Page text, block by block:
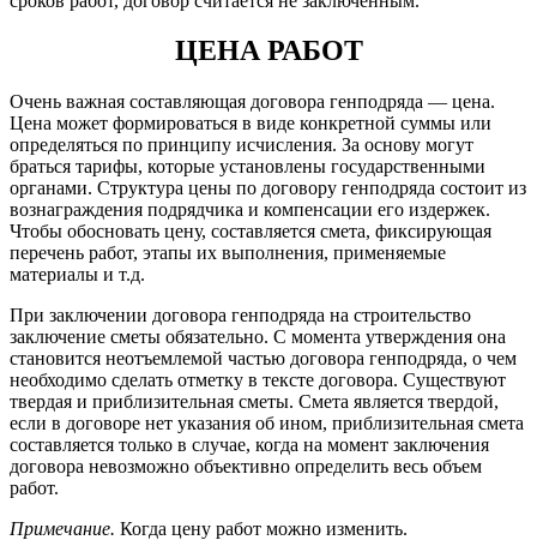
ЦЕНА РАБОТ
Очень важная составляющая договора генподряда — цена.
Цена может формироваться в виде конкретной суммы или
определяться по принципу исчисления. За основу могут
браться тарифы, которые установлены государственными
органами. Структура цены по договору генподряда состоит из
вознаграждения подрядчика и компенсации его издержек.
Чтобы обосновать цену, составляется смета, фиксирующая
перечень работ, этапы их выполнения, применяемые
материалы и т.д.
При заключении договора генподряда на строительство
заключение сметы обязательно. С момента утверждения она
становится неотъемлемой частью договора генподряда, о чем
необходимо сделать отметку в тексте договора. Существуют
твердая и приблизительная сметы. Смета является твердой,
если в договоре нет указания об ином, приблизительная смета
составляется только в случае, когда на момент заключения
договора невозможно объективно определить весь объем
работ.
Примечание. Когда цену работ можно изменить.